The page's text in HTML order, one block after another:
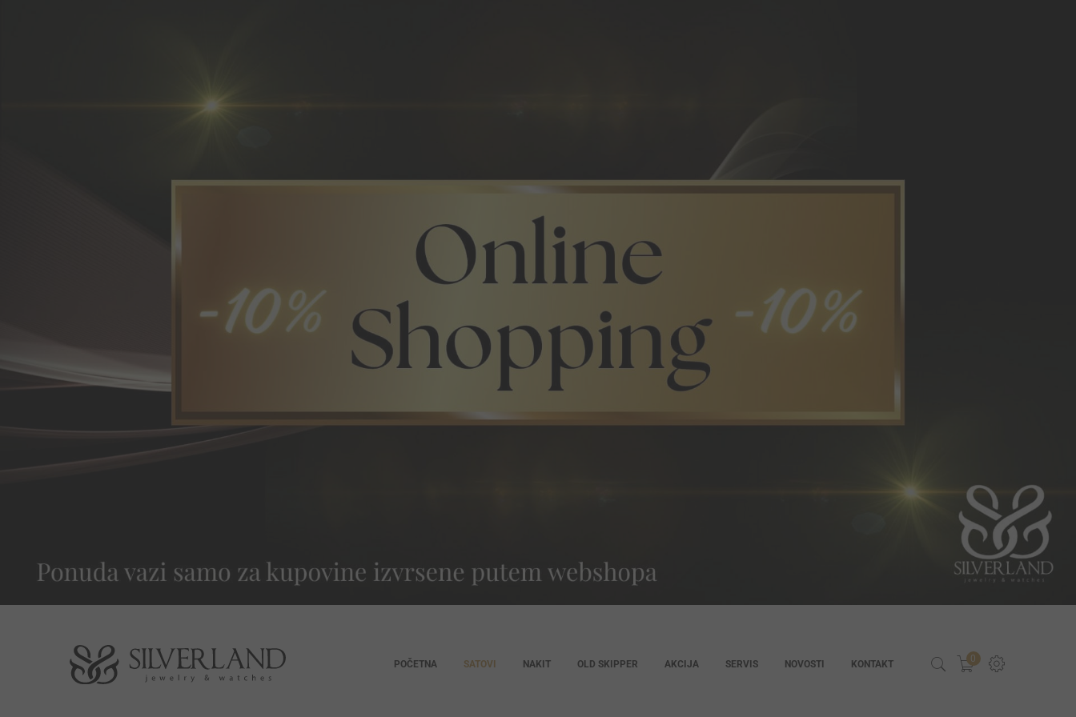
POČETNA SATOVI NAKIT OLD SKIPPER AKCIJA SERVIS NOVOSTI KONTAKT 0